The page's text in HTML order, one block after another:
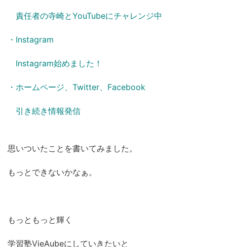
責任者の寺崎とYouTubeにチャレンジ中
・Instagram
Instagram始めました！
・ホームページ、Twitter、Facebook
引き続き情報発信
思いついたことを書いてみました。
もっとできないかなぁ。
もっともっと輝く
学習塾VieAubeにしていきたいと